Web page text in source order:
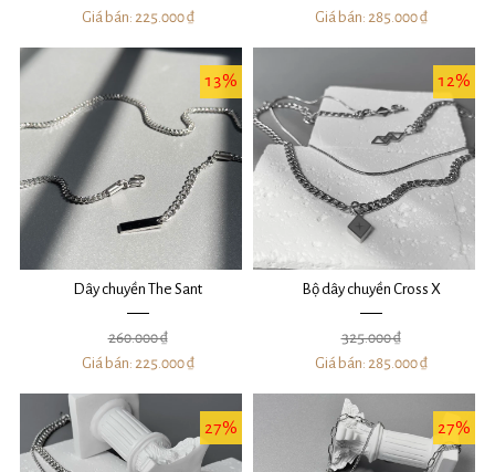
Giá bán: 225.000 ₫ Giá bán: 285.000 ₫
13%
Dây chuyền The Sant
260.000 ₫
Giá bán: 225.000 ₫
12%
Bộ dây chuyền Cross X
325.000 ₫
Giá bán: 285.000 ₫
27% 27%